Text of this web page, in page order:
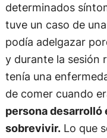
determinados
tuve un caso de
podía adelgazar
y durante la sesión
tenía una
de comer cuando
persona desarrolló
sobrevivir.Lo que